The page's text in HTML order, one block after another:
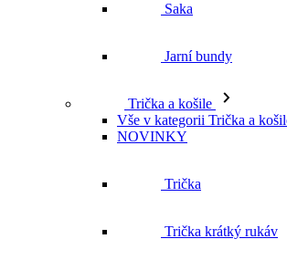
Saka
Jarní bundy
Trička a košile
Vše v kategorii Trička a
NOVINKY
Trička
Trička krátký rukáv